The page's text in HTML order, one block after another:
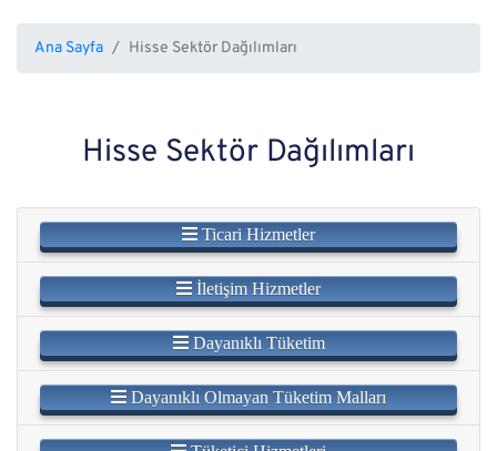
Ana Sayfa Hisse Sektör Dağılımları
Hisse Sektör Dağılımları
Ticari Hizmetler
İletişim Hizmetler
Dayanıklı Tüketim
Dayanıklı Olmayan Tüketim Malları